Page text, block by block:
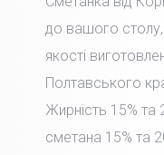
до вашого столу,
якості
Полтавського
Жирність 15%
сметана 15% та